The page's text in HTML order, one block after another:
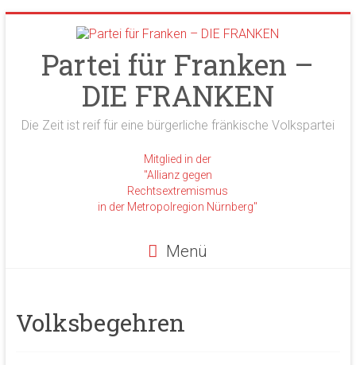
springenPartei für Franken –
DIE FRANKEN
Die Zeit ist reif für eine bürgerliche fränkische Volkspartei
Mitglied in der
"Allianz gegen
Rechtsextremismus
in der Metropolregion Nürnberg"
Menü
Volksbegehren